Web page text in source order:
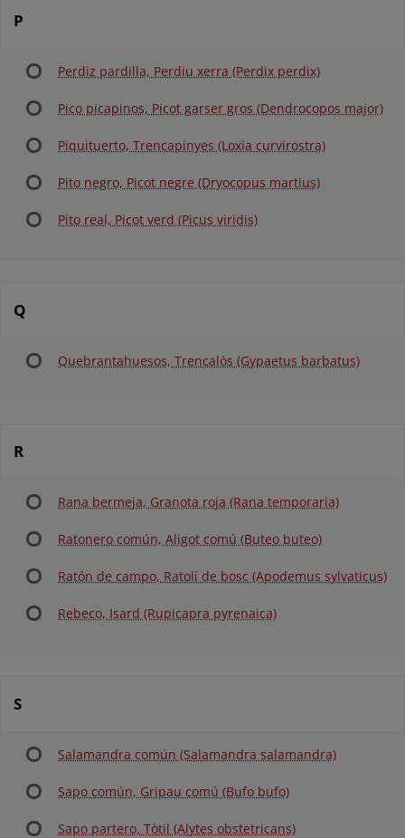
P
Perdiz pardilla, Perdiu xerra (Perdix perdix)
Pico picapinos, Picot garser gros (Dendrocopos major)
Piquituerto, Trencapinyes (Loxia curvirostra)
Pito negro, Picot negre (Dryocopus martius)
Pito real, Picot verd (Picus viridis)
Q
Quebrantahuesos, Trencalòs (Gypaetus barbatus)
R
Rana bermeja, Granota roja (Rana temporaria)
Ratonero común, Aligot comú (Buteo buteo)
Ratón de campo, Ratolí de bosc (Apodemus sylvaticus)
Rebeco, Isard (Rupicapra pyrenaica)
S
Salamandra común (Salamandra salamandra)
Sapo común, Gripau comú (Bufo bufo)
Sapo partero, Tòtil (Alytes obstetricans)